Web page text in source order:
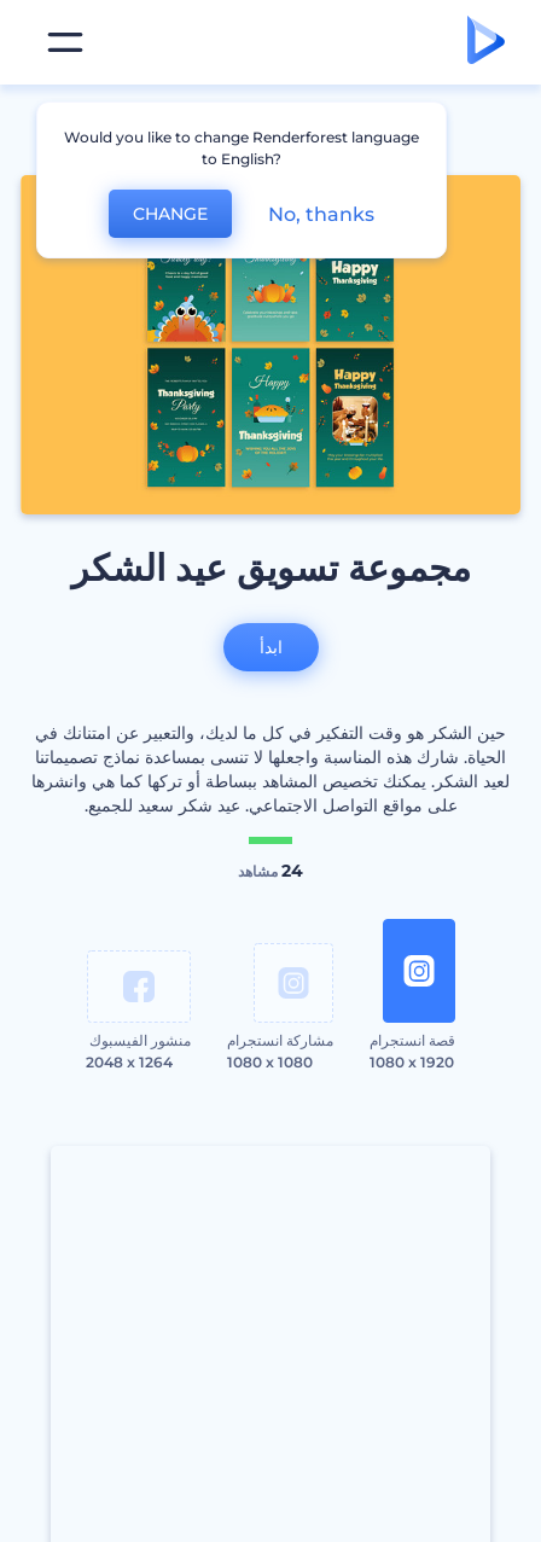
مجموعة تسويق عيد الشكر
حين الشكر هو وقت التفكير في كل ما لديك، والتعبير عن امتنانك في
الحياة. شارك هذه المناسبة واجعلها لا تنسى بمساعدة نماذج تصميماتنا
لعيد الشكر. يمكنك تخصيص المشاهد ببساطة أو تركها كما هي وانشرها
على مواقع التواصل الاجتماعي. عيد شكر سعيد للجميع.
24 مشاهد
قصة انستجرام
1080 x 1920
مشاركة انستجرام
1080 x 1080
منشور الفيسبوك
2048 x 1264
ابدأ
Would you like to change Renderforest language
to English?
CHANGE No, thanks